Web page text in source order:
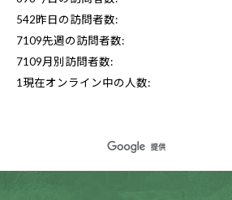
542昨日の訪問者数:
7109先週の訪問者数:
7109月別訪問者数:
1 現在オンライン中の人数: